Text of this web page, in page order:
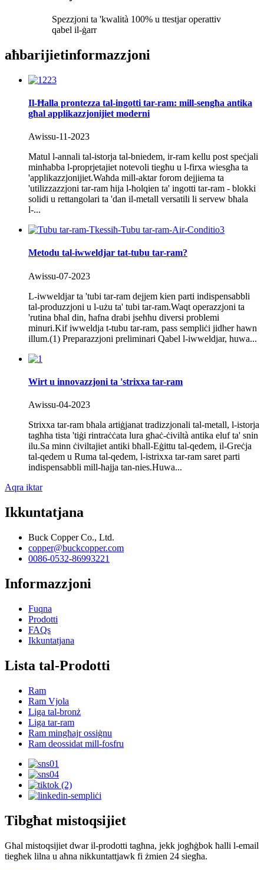
Spezzjoni ta 'kwalità 100% u ttestjar operattiv
qabel il-ġarr
aħbarijietinformazzjoni
Il-Ħalla prontezza tal-ingotti tar-ram: mill-sengħa antika
għal applikazzjonijiet moderni
Awissu-11-2023
Matul l-annali tal-istorja tal-bniedem, ir-ram kellu post speċjali
minħabba l-proprjetajiet notevoli tiegħu u l-firxa wiesgħa ta
'applikazzjonijiet.Waħda mill-aktar forom dejjiema ta
'utilizzazzjoni tar-ram hija l-ħolqien ta' ingotti tar-ram - blokki
solidi u rettangolari ta 'dan il-metall versatili li servew bħala
l-...
Metodu tal-iwweldjar tat-tubu tar-ram?
Awissu-07-2023
L-iwweldjar ta 'tubi tar-ram dejjem kien parti indispensabbli
tal-produzzjoni u l-użu ta' tubi tar-ram.Waqt operazzjoni ta
'rutina bħal din, ħafna drabi jseħħu diversi problemi
minuri.Kif iwweldja t-tubu tar-ram, pass sempliċi jidher hawn
illum.(1) Preparazzjoni preliminari Qabel l-iwweldjar, huwa...
Wirt u innovazzjoni ta 'strixxa tar-ram
Awissu-04-2023
Strixxa tar-ram bħala artiġjanat tradizzjonali tal-metall, l-istorja
tagħha tista 'tiġi rintraċċata lura għaċ-ċiviltà antika eluf ta' snin
ilu.Sa minn ċiviltajiet antiki bħall-Eġittu tal-qedem, il-Greċja
tal-qedem u Ruma tal-qedem, l-istrixxa tar-ram saret parti
indispensabbli mill-ħajja tan-nies.Huwa...
Aqra iktar
Ikkuntatjana
Buck Copper Co., Ltd.
copper@buckcopper.com
0086-0532-86993221
Informazzjoni
Fuqna
Prodotti
FAQs
Ikkuntatjana
Lista tal-Prodotti
Ram
Ram Vjola
Liga tal-bronż
Liga tar-ram
Ram mingħajr ossiġnu
Ram deossidat mill-fosfru
Tibgħat mistoqsijiet
Għal mistoqsijiet dwar il-prodotti tagħna, jekk jogħġbok ħalli l-email
tiegħek lilna u aħna nikkuntattjawk fi żmien 24 siegħa.